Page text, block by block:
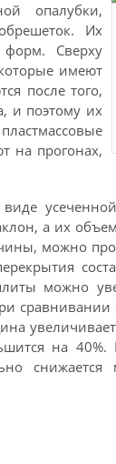
опалубки,
Их
форм. Сверху
имеют
после того,
и поэтому их
на прогонах,
а их
можно
можно
сравнивании
на